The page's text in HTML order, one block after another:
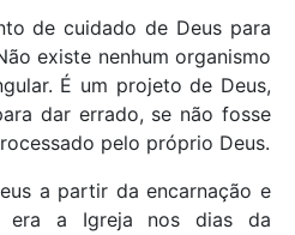
de cuidado de Deus para
existe nenhum organismo
É um projeto de Deus,
dar errado, se não fosse
pelo próprio Deus.
a partir da encarnação e
era a Igreja nos dias da